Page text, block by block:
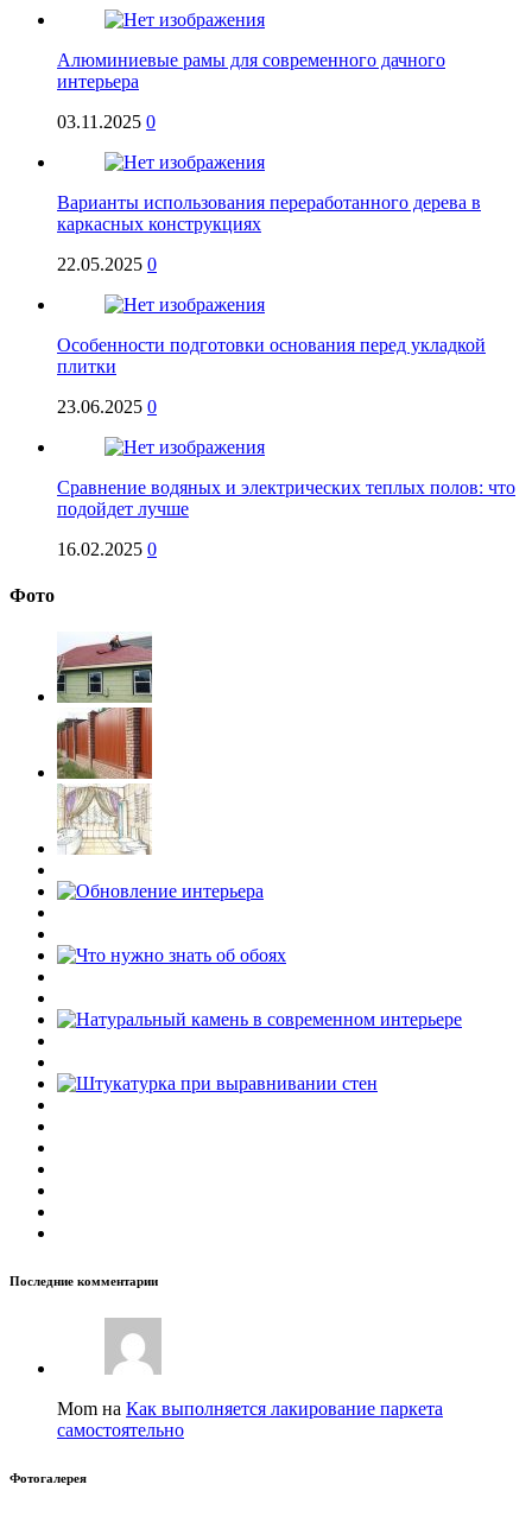
Алюминиевые рамы для современного дачного
интерьера
03.11.2025 0
Варианты использования переработанного дерева в
каркасных конструкциях
22.05.2025 0
Особенности подготовки основания перед укладкой
плитки
23.06.2025 0
Сравнение водяных и электрических теплых полов: что
подойдет лучше
16.02.2025 0
Фото
Последние комментарии
Mom на Как выполняется лакирование паркета
самостоятельно
Фотогалерея